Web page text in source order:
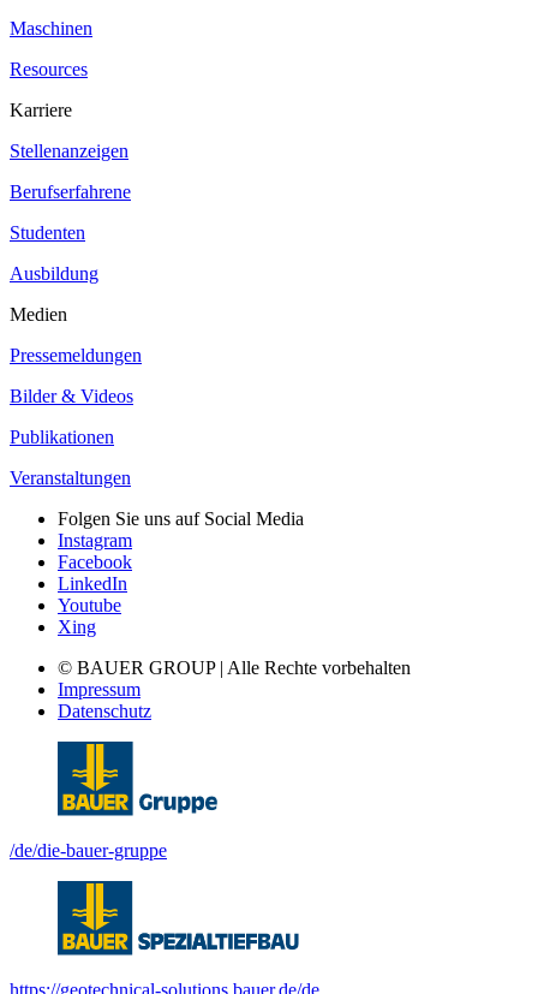
Maschinen
Resources
Karriere
Stellenanzeigen
Berufserfahrene
Studenten
Ausbildung
Medien
Pressemeldungen
Bilder & Videos
Publikationen
Veranstaltungen
Folgen Sie uns auf Social Media
Instagram
Facebook
LinkedIn
Youtube
Xing
© BAUER GROUP | Alle Rechte vorbehalten
Impressum
Datenschutz
/de/die-bauer-gruppe